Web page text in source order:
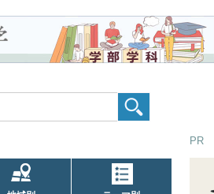
PR